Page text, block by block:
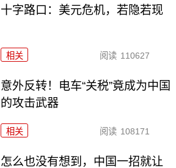
十字路口：美元危机，若隐若现
相关 阅读 110627
意外反转！电车“关税”竟成为中国
的攻击武器
相关 阅读 108171
怎么也没有想到，中国一招就让